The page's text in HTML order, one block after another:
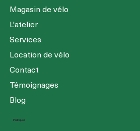
Magasin de vélo
L'atelier
Services
Location de vélo
Contact
Témoignages
Blog
Politiques